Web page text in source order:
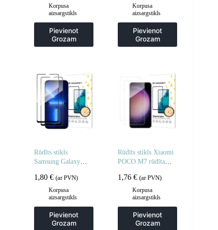
aizsardzībai – 2 gab.
Korpusa
aizsargstikls
Pievienot
Grozam
Korpusa
aizsargstikls
Pievienot
Grozam
Rūdīts stikls
Samsung Galaxy
līmējamam rūdītam
stiklam – 2 gab.
1,80 € (ar PVN)
Korpusa
aizsargstikls
Pievienot
Grozam
Rūdīts stikls Xiaomi
POCO M7 rūdīta
2 gab.
1,76€ (ar PVN)
Korpusa
aizsargstikls
Pievienot
Grozam